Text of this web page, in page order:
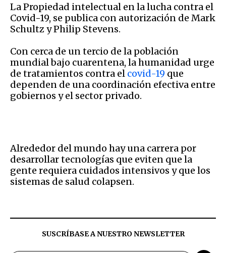
La Propiedad intelectual en la lucha contra el
Covid-19, se publica con autorización de Mark
Schultz y Philip Stevens.
Con cerca de un tercio de la población
mundial bajo cuarentena, la humanidad urge
de tratamientos contra el covid-19 que
dependen de una coordinación efectiva entre
gobiernos y el sector privado.
Alrededor del mundo hay una carrera por
desarrollar tecnologías que eviten que la
gente requiera cuidados intensivos y que los
sistemas de salud colapsen.
SUSCRÍBASE A NUESTRO NEWSLETTER